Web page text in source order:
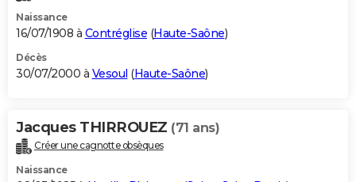
Naissance
16/07/1908 à Contréglise (Haute-Saône)
Décès
30/07/2000 à Vesoul (Haute-Saône)
Jacques THIRROUEZ (71 ans)
Créer une cagnotte obsèques
Naissance